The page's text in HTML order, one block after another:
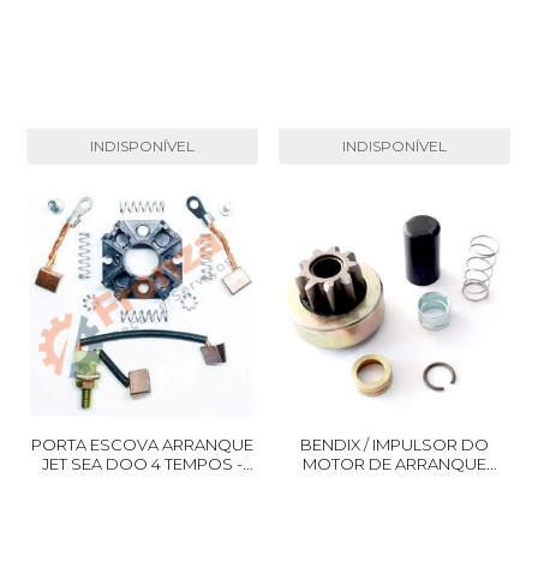
INDISPONÍVEL INDISPONÍVEL
PORTA ESCOVA ARRANQUE
JET SEA DOO 4 TEMPOS -
BENDIX / IMPULSOR DO
MOTOR DE ARRANQUE